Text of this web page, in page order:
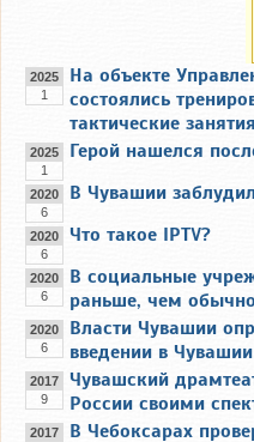
2025
1
На объекте
состоялись
тактические занятия
2025
1
Герой нашелся
2020
6
В Чувашии
2020
6
Что такое IPTV?
2020
6
В социальные
раньше, чем обычно
2020
6
Власти Чувашии
введении в
2017
9
Чувашский
России своими
2017
В Чебоксарах